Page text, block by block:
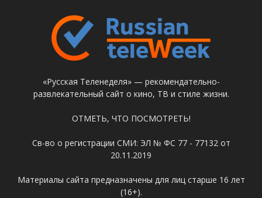
«Русская Теленеделя» — рекомендательно-
развлекательный сайт о кино, ТВ и стиле жизни.
ОТМЕТЬ, ЧТО ПОСМОТРЕТЬ!
Св-во о регистрации СМИ: ЭЛ № ФС 77 - 77132 от
20.11.2019
Материалы сайта предназначены для лиц старше 16 лет
(16+).